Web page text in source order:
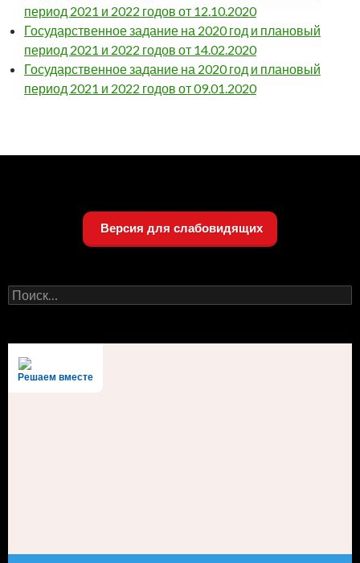
период 2021 и 2022 годов от 12.10.2020
Государственное задание на 2020 год и плановый
период 2021 и 2022 годов от 14.02.2020
Государственное задание на 2020 год и плановый
период 2021 и 2022 годов от 09.01.2020
Версия для слабовидящих
Найти:
Решаем вместе